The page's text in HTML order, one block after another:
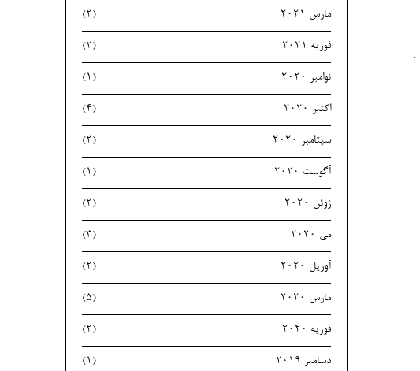
0
مارس 2021 (2)
فوریه 2021 (2)
نوامبر 2020 (1)
اکتبر 2020 (4)
سپتامبر 2020 (2)
آگوست 2020 (1)
ژوئن 2020 (2)
می 2020 (3)
آوریل 2020 (2)
مارس 2020 (5)
فوریه 2020 (2)
دسامبر 2019 (1)